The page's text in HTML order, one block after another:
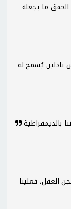
الحمق ما يجعله
نادلين يُسمح له
بالديمقراطية
العقل، فعلينا